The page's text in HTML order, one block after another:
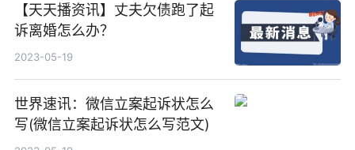
【天天播资讯】丈夫欠债跑了起
诉离婚怎么办？
2023-05-19
世界速讯：微信立案起诉状怎么
写(微信立案起诉状怎么写范文)